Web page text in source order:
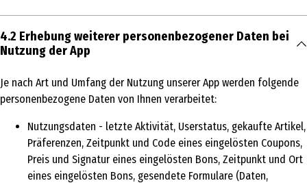
4.2 Erhebung weiterer personenbezogener Daten bei
Nutzung der App
Je nach Art und Umfang der Nutzung unserer App werden folgende
personenbezogene Daten von Ihnen verarbeitet:
Nutzungsdaten - letzte Aktivität, Userstatus, gekaufte Artikel,
Präferenzen, Zeitpunkt und Code eines eingelösten Coupons,
Preis und Signatur eines eingelösten Bons, Zeitpunkt und Ort
eines eingelösten Bons, gesendete Formulare (Daten,